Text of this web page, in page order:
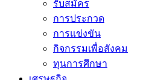
รับสมัคร
การประกวด
การแข่งขัน
กิจกรรมเพื่อสังคม
ทุนการศึกษา